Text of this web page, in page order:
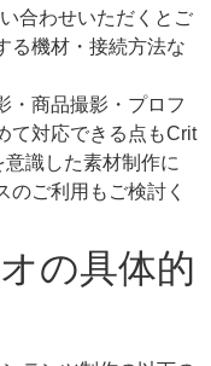
合わせいただくとご
る機材・接続方法な
・商品撮影・プロフ
て対応できる点もCrit
識した素材制作に
のご利用もご検討く
の具体的